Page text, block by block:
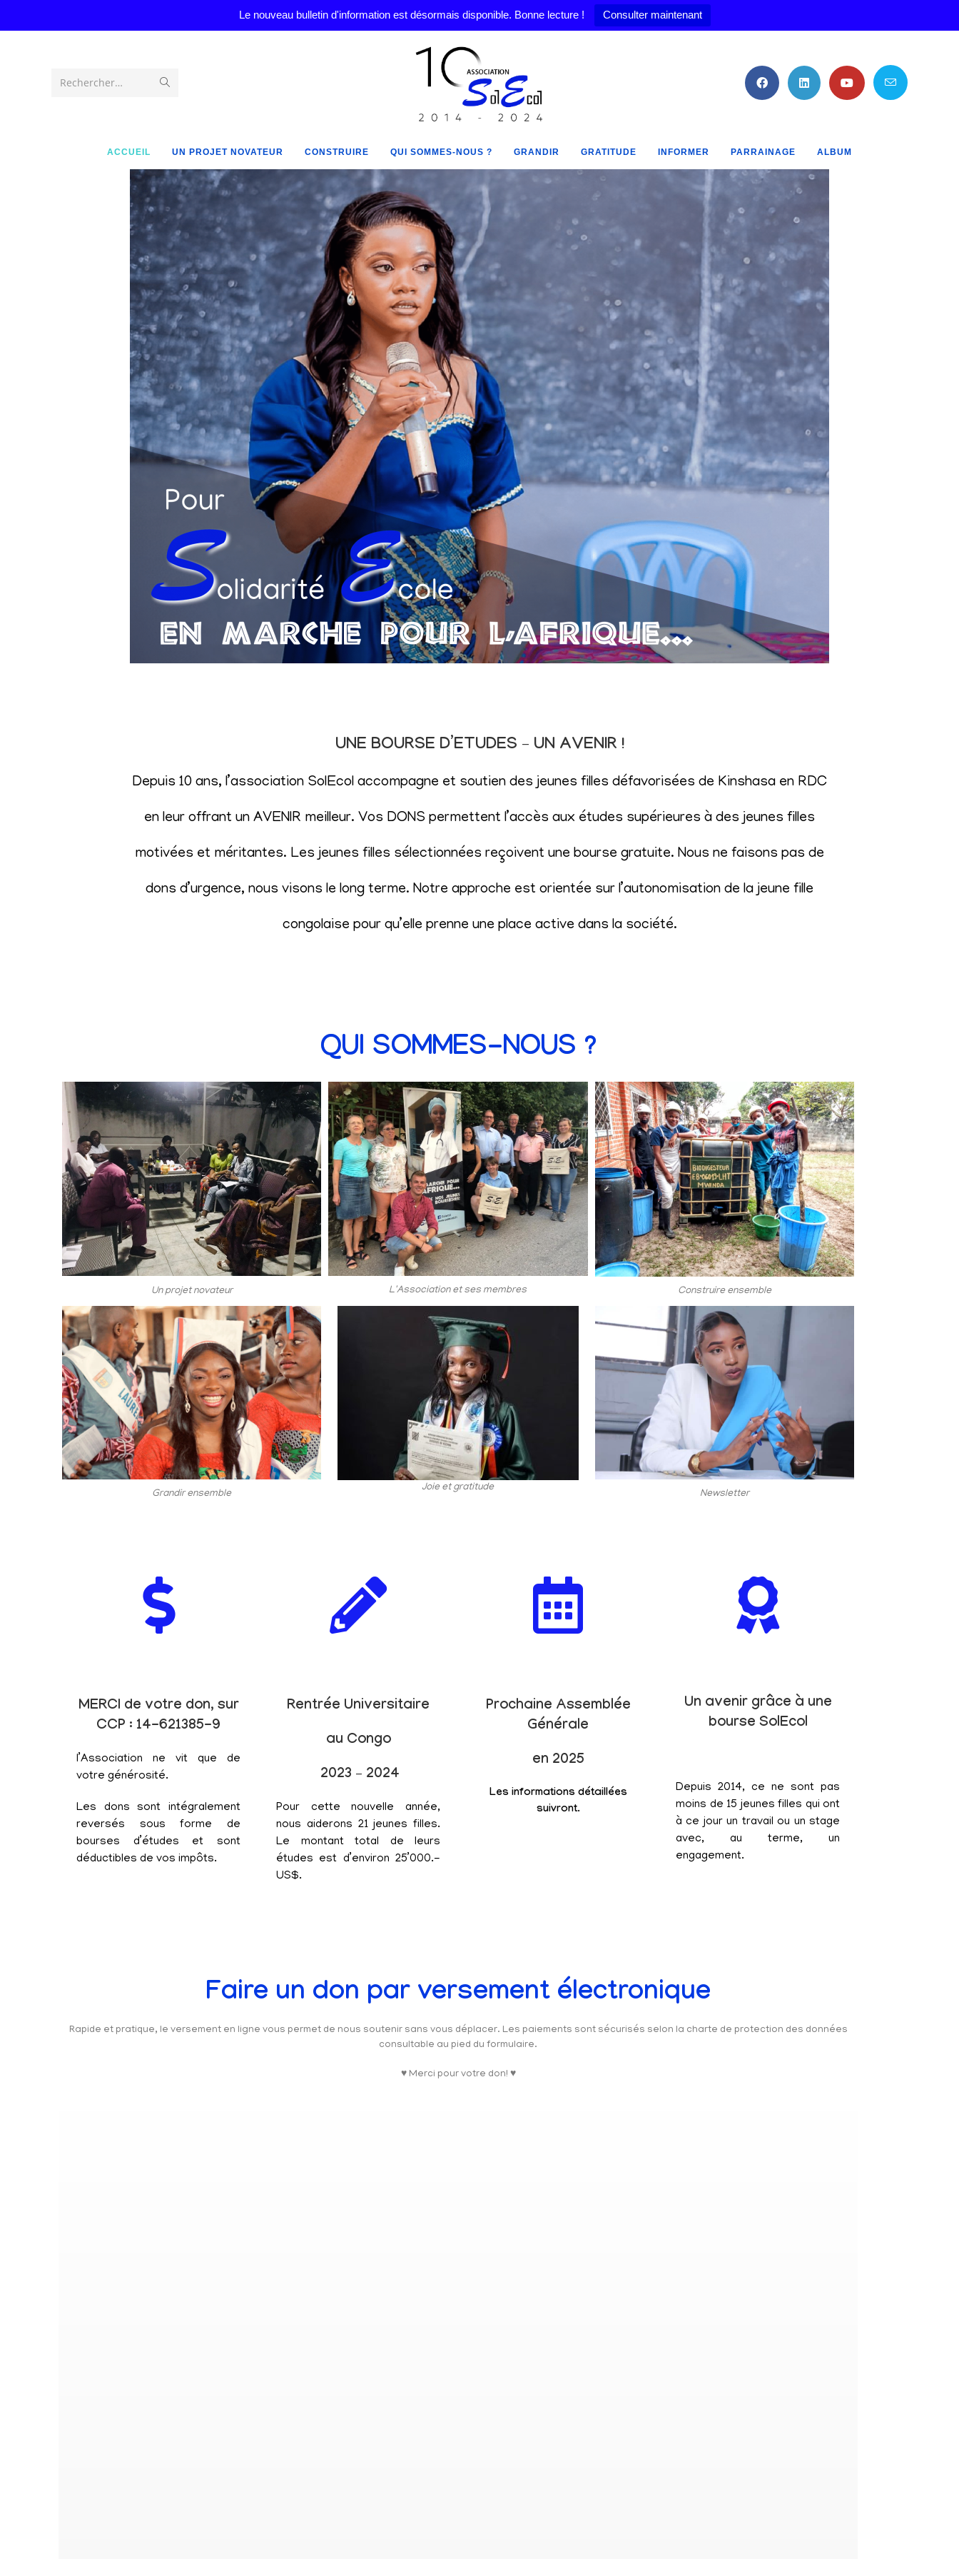
Le nouveau bulletin d'information est désormais disponible. Bonne lecture ! Consulter maintenant
Rechercher…
ACCUEIL UN PROJET NOVATEUR CONSTRUIRE QUI SOMMES-NOUS ? GRANDIR GRATITUDE INFORMER PARRAINAGE ALBUM
UNE BOURSE D’ETUDES – UN AVENIR !
Depuis 10 ans, l’association SolEcol accompagne et soutien des jeunes filles défavorisées de Kinshasa en RDC
en leur offrant un AVENIR meilleur. Vos DONS permettent l’accès aux études supérieures à des jeunes filles
motivées et méritantes. Les jeunes filles sélectionnées reçoivent une bourse gratuite. Nous ne faisons pas de
dons d’urgence, nous visons le long terme. Notre approche est orientée sur l’autonomisation de la jeune fille
congolaise pour qu’elle prenne une place active dans la société.
QUI SOMMES-NOUS ?
Un projet novateur L'Association et ses membres Construire ensemble
Grandir ensemble
Joie et gratitude
Newsletter
MERCI de votre don, sur
CCP : 14-621385-9
l’Association ne vit que de
votre générosité.
Les dons sont intégralement
reversés sous forme de
bourses d’études et sont
déductibles de vos impôts.
Rentrée Universitaire
au Congo
2023 – 2024
Pour cette nouvelle année,
nous aiderons 21 jeunes filles.
Le montant total de leurs
études est d’environ 25’000.-
US$.
Prochaine Assemblée
Générale
en 2025
Les informations détaillées
suivront.
Un avenir grâce à une
bourse SolEcol
Depuis 2014, ce ne sont pas
moins de 15 jeunes filles qui ont
à ce jour un travail ou un stage
avec, au terme, un
engagement.
Faire un don par versement électronique
Rapide et pratique, le versement en ligne vous permet de nous soutenir sans vous déplacer. Les paiements sont sécurisés selon la charte de protection des données
consultable au pied du formulaire.
♥ Merci pour votre don! ♥